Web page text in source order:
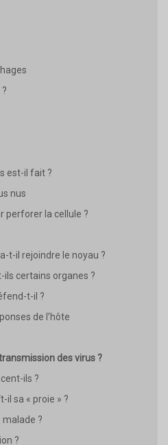
est-il fait ?
nus
perforer la cellule ?
t-il rejoindre le noyau ?
certains organes ?
t-il ?
de l’hôte
des virus ?
ils ?
il sa « proie » ?
?
?